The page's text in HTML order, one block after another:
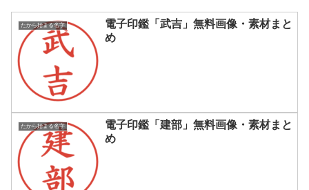
たから始まる名字
電子印鑑「武吉」無料画像・素材まと
め
たから始まる名字
電子印鑑「建部」無料画像・素材まと
め